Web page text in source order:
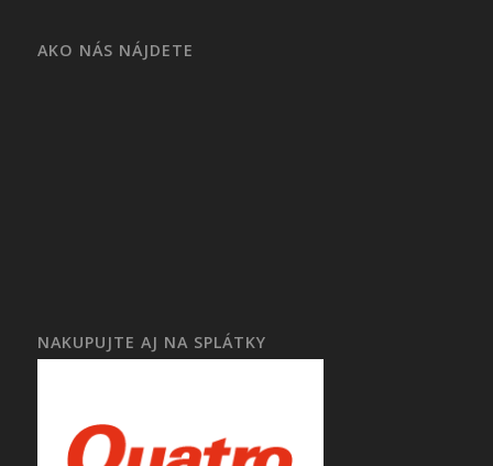
AKO NÁS NÁJDETE
NAKUPUJTE AJ NA SPLÁTKY